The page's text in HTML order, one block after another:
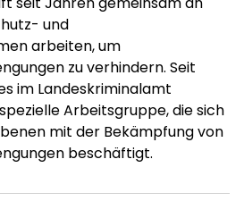
und
arbeiten, um
zu verhindern. Seit
im Landeskriminalamt
Arbeitsgruppe, die sich
mit der Bekämpfung von
beschäftigt.